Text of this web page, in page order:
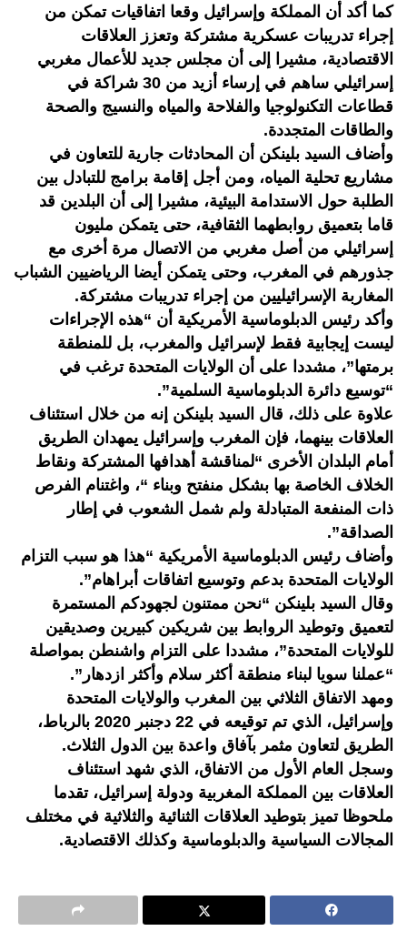
كما أكد أن المملكة وإسرائيل وقعا اتفاقيات تمكن من
إجراء تدريبات عسكرية مشتركة وتعزز العلاقات
الاقتصادية، مشيرا إلى أن مجلس جديد للأعمال مغربي
إسرائيلي ساهم في إرساء أزيد من 30 شراكة في
قطاعات التكنولوجيا والفلاحة والمياه والنسيج والصحة
والطاقات المتجددة.
وأضاف السيد بلينكن أن المحادثات جارية للتعاون في
مشاريع تحلية المياه، ومن أجل إقامة برامج للتبادل بين
الطلبة حول الاستدامة البيئية، مشيرا إلى أن البلدين قد
قاما بتعميق روابطهما الثقافية، حتى يتمكن مليون
إسرائيلي من أصل مغربي من الاتصال مرة أخرى مع
جذورهم في المغرب، وحتى يتمكن أيضا الرياضيين الشباب
المغاربة الإسرائيليين من إجراء تدريبات مشتركة.
وأكد رئيس الدبلوماسية الأمريكية أن “هذه الإجراءات
ليست إيجابية فقط لإسرائيل والمغرب، بل للمنطقة
برمتها”، مشددا على أن الولايات المتحدة ترغب في
“توسيع دائرة الدبلوماسية السلمية”.
علاوة على ذلك، قال السيد بلينكن إنه من خلال استئناف
العلاقات بينهما، فإن المغرب وإسرائيل يمهدان الطريق
أمام البلدان الأخرى “لمناقشة أهدافها المشتركة ونقاط
الخلاف الخاصة بها بشكل منفتح وبناء “، واغتنام الفرص
ذات المنفعة المتبادلة ولم شمل الشعوب في إطار
الصداقة”.
وأضاف رئيس الدبلوماسية الأمريكية “هذا هو سبب التزام
الولايات المتحدة بدعم وتوسيع اتفاقات أبراهام”.
وقال السيد بلينكن “نحن ممتنون لجهودكم المستمرة
لتعميق وتوطيد الروابط بين شريكين كبيرين وصديقين
للولايات المتحدة”، مشددا على التزام واشنطن بمواصلة
“عملنا سويا لبناء منطقة أكثر سلام وأكثر ازدهار”.
ومهد الاتفاق الثلاثي بين المغرب والولايات المتحدة
وإسرائيل، الذي تم توقيعه في 22 دجنبر 2020 بالرباط،
الطريق لتعاون مثمر بآفاق واعدة بين الدول الثلاث.
وسجل العام الأول من الاتفاق، الذي شهد استئناف
العلاقات بين المملكة المغربية ودولة إسرائيل، تقدما
ملحوظا تميز بتوطيد العلاقات الثنائية والثلاثية في مختلف
المجالات السياسية والدبلوماسية وكذلك الاقتصادية.